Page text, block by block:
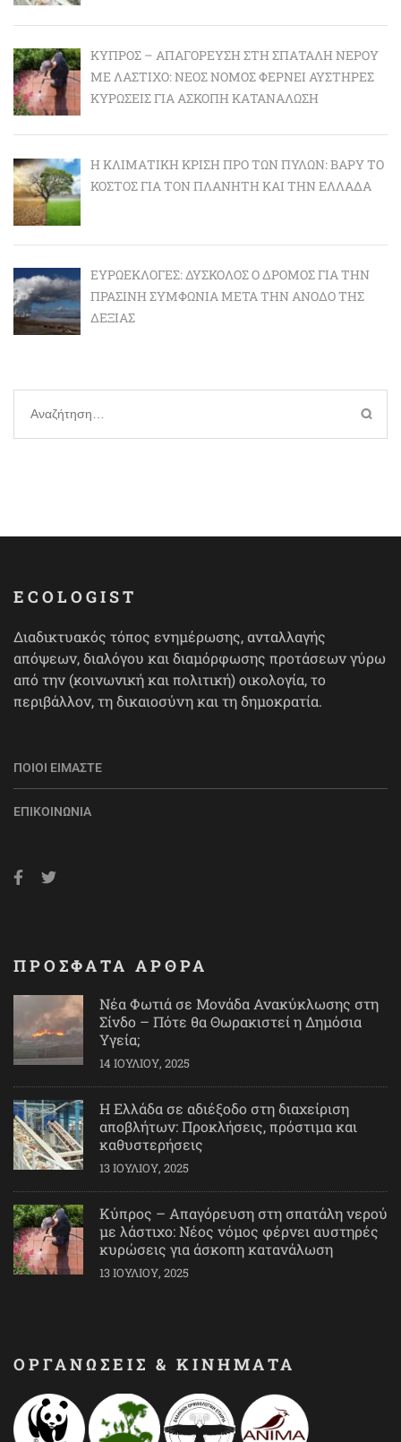
ΚΎΠΡΟΣ – ΑΠΑΓΌΡΕΥΣΗ ΣΤΗ ΣΠΑΤΆΛΗ ΝΕΡΟΎ
ΜΕ ΛΆΣΤΙΧΟ: ΝΈΟΣ ΝΌΜΟΣ ΦΈΡΝΕΙ ΑΥΣΤΗΡΈΣ
ΚΥΡΏΣΕΙΣ ΓΙΑ ΆΣΚΟΠΗ ΚΑΤΑΝΆΛΩΣΗ
Η ΚΛΙΜΑΤΙΚΉ ΚΡΊΣΗ ΠΡΟ ΤΩΝ ΠΥΛΏΝ: BΑΡΎ ΤΟ
ΚΌΣΤΟΣ ΓΙΑ ΤΟΝ ΠΛΑΝΉΤΗ ΚΑΙ ΤΗΝ ΕΛΛΆΔΑ
ΕΥΡΩΕΚΛΟΓΈΣ: ΔΎΣΚΟΛΟΣ Ο ΔΡΌΜΟΣ ΓΙΑ ΤΗΝ
ΠΡΆΣΙΝΗ ΣΥΜΦΩΝΊΑ ΜΕΤΆ ΤΗΝ ΆΝΟΔΟ ΤΗΣ
ΔΕΞΙΆΣ
Αναζήτηση
για:
ECOLOGIST
Διαδικτυακός τόπος ενημέρωσης, ανταλλαγής
απόψεων, διαλόγου και διαμόρφωσης προτάσεων γύρω
από την (κοινωνική και πολιτική) οικολογία, το
περιβάλλον, τη δικαιοσύνη και τη δημοκρατία.
ΠΟΙΟΙ ΕΊΜΑΣΤΕ
ΕΠΙΚΟΙΝΩΝΊΑ
ΠΡΟΣΦΑΤΑ ΑΡΘΡΑ
Νέα Φωτιά σε Μονάδα Ανακύκλωσης στη
Σίνδο – Πότε θα Θωρακιστεί η Δημόσια
Υγεία;
14 ΙΟΥΛΊΟΥ, 2025
Η Ελλάδα σε αδιέξοδο στη διαχείριση
αποβλήτων: Προκλήσεις, πρόστιμα και
καθυστερήσεις
13 ΙΟΥΛΊΟΥ, 2025
Κύπρος – Απαγόρευση στη σπατάλη νερού
με λάστιχο: Νέος νόμος φέρνει αυστηρές
κυρώσεις για άσκοπη κατανάλωση
13 ΙΟΥΛΊΟΥ, 2025
ΟΡΓΑΝΩΣΕΙΣ & ΚΙΝΗΜΑΤΑ